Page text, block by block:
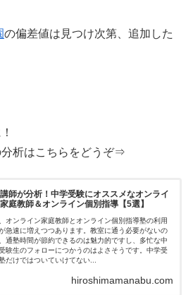
の偏差値は見つけ次第、追加した
析はこちらをどうぞ⇒
師が分析！中学受験にオススメなオンライ
庭教師＆オンライン個別指導【5選】
オンライン家庭教師とオンライン個別指導塾の利用
急速に増えつつあります。教室に通う必要がないの
通塾時間が節約できるのは魅力的ですし、多忙な中
験生のフォローにつかうのはよさそうです。中学受
だけではついていけてない...
hiroshimamanabu.com